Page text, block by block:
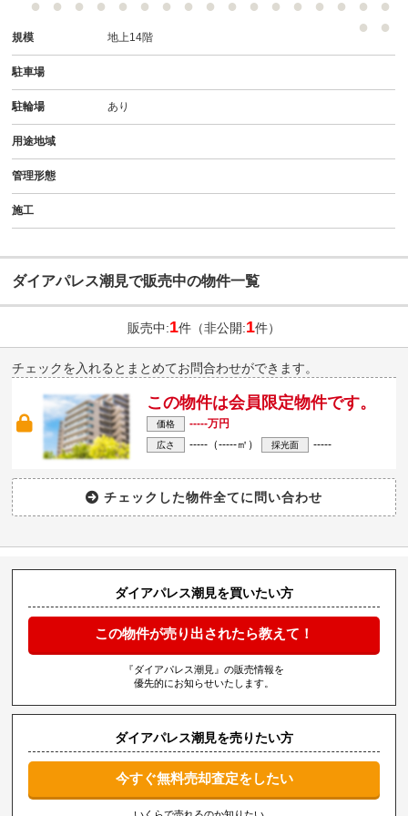
規模 地上14階
駐車場
駐輪場 あり
用途地域
管理形態
施工
ダイアパレス潮見で販売中の物件一覧
販売中:1件（非公開:1件）
チェックを入れるとまとめてお問合わせができます。
この物件は会員限定物件です。
価格 -----万円
広さ -----（-----㎡） 採光面 -----
ダイアパレス潮見を買いたい方
この物件が売り出されたら教えて！
『ダイアパレス潮見』の販売情報を
優先的にお知らせいたします。
ダイアパレス潮見を売りたい方
今すぐ無料売却査定をしたい